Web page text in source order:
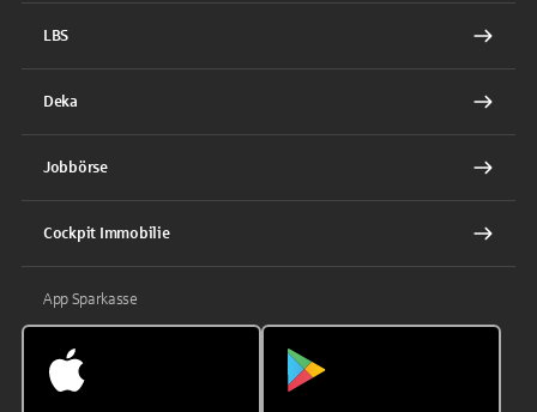
LBS
Deka
Jobbörse
Cockpit Immobilie
App Sparkasse